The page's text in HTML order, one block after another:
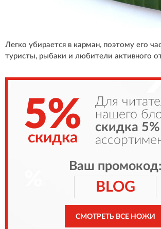
Легко убирается в карман, поэтому его
туристы, рыбаки и любители активного
5%
скидка
Для
нашего
скидка 5%
Ваш промокод:
BLOG
СМОТРЕТЬ ВСЕ НОЖИ